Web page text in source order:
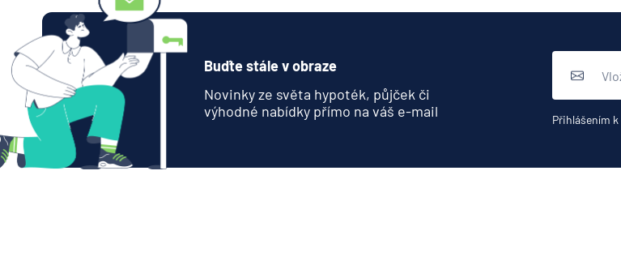
Buďte stále v obraze
Novinky ze světa hypoték, půjček či
výhodné nabídky přímo na váš e-mail
Přihlášením